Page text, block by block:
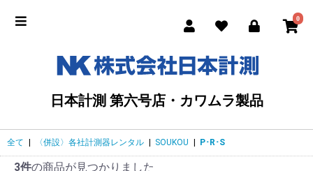
0
日本計測 第六号店・カワムラ製品
全て 〈併設〉各社計測器レンタル SOUKOU P･R･S
3件の商品が見つかりました